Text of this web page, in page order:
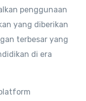
penggunaan
yang diberikan
terbesar yang
di era